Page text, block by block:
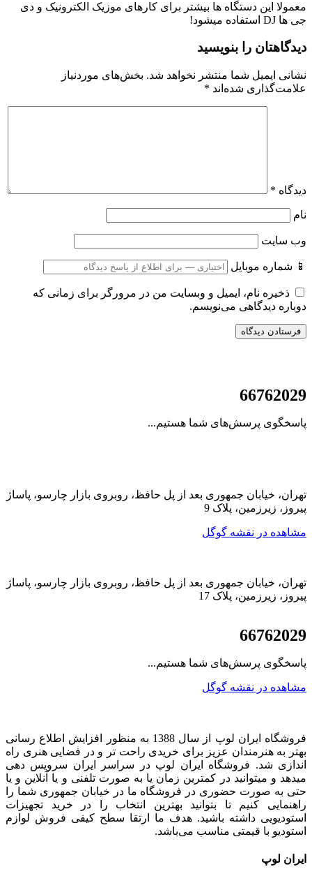
معمولا این دستگاه ها بیشتر برای کارهای موزیک الکترونیک و دی
جی ها DJ استفاده میشود!
دیدگاهتان را بنویسید
نشانی ایمیل شما منتشر نخواهد شد. بخش‌های موردنیاز
علامت‌گذاری شده‌اند *
دیدگاه *
نام
وب‌ سایت
📱 شماره موبایل
ذخیره نام، ایمیل و وبسایت من در مرورگر برای زمانی که
دوباره دیدگاهی می‌نویسم.
66762029
پاسخگوی پرسش‌های شما هستیم...
تهران، خیابان جمهوری بعد از پل حافظ، روبروی بازار چارسو، پاساژ
پیروز، زیرزمین، پلاک 9
مشاهده در نقشه گوگل
تهران، خیابان جمهوری بعد از پل حافظ، روبروی بازار چارسو، پاساژ
پیروز، زیرزمین، پلاک 17
66762029
پاسخگوی پرسش‌های شما هستیم...
مشاهده در نقشه گوگل
فروشگاه ایران لوپ از سال 1388 به منظور افزایش اطلاع رسانی
بهتر به هنرمندان عزیز برای خریدی راحت تر و در فضایی هنری راه
اندازی شد. فروشگاه ایران لوپ در سراسر ایران سرویس دهی
میدهد و میتوانید در کمترین زمان یا به صورت تلفنی و یا آنلاین و یا
حتی به صورت حضوری در فروشگاه ما در خیابان جمهوری شما را
راهنمایی کنیم تا بتوانید بهترین انتخاب را در خرید تجهیزات
استودیویی داشته باشید. هدف ما ارتقا سطح کیفی فروش لوازم
استودیو با قیمتی مناسب می‌باشد.
ایران لوپ